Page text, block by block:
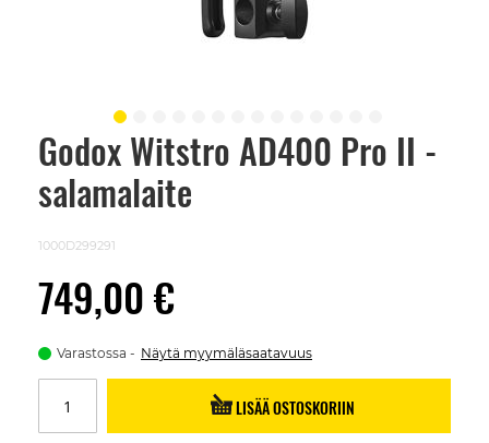
Godox Witstro AD400 Pro II -
salamalaite
1000D299291
749,00 €
Varastossa Näytä myymäläsaatavuus
LISÄÄ OSTOSKORIIN
Skip
beginning
images